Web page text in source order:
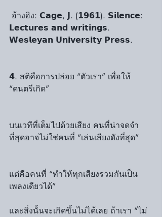
𝗟𝗲𝗰𝘁𝘂𝗿𝗲𝘀 𝗮𝗻𝗱 𝘄𝗿𝗶𝘁𝗶𝗻𝗴𝘀.
𝗪𝗲𝘀𝗹𝗲𝘆𝗮𝗻 𝗨𝗻𝗶𝘃𝗲𝗿𝘀𝗶𝘁𝘆 𝗣𝗿𝗲𝘀𝘀.
𝟰. สติคือการปล่อย “ตัวเรา” เพื่อให้
“ดนตรีเกิด”
บนเวทีที่เต็มไปด้วยเสียง คนที่น่าจดจำ
ที่สุดอาจไม่ใช่คนที่ “เล่นเสียงดังที่สุด”
แต่คือคนที่ “ทำให้ทุกเสียงรวมกันเป็น
เพลงเดียวได้”
และสิ่งนั้นจะเกิดขึ้นไม่ได้เลย ถ้าเรา “ไม่